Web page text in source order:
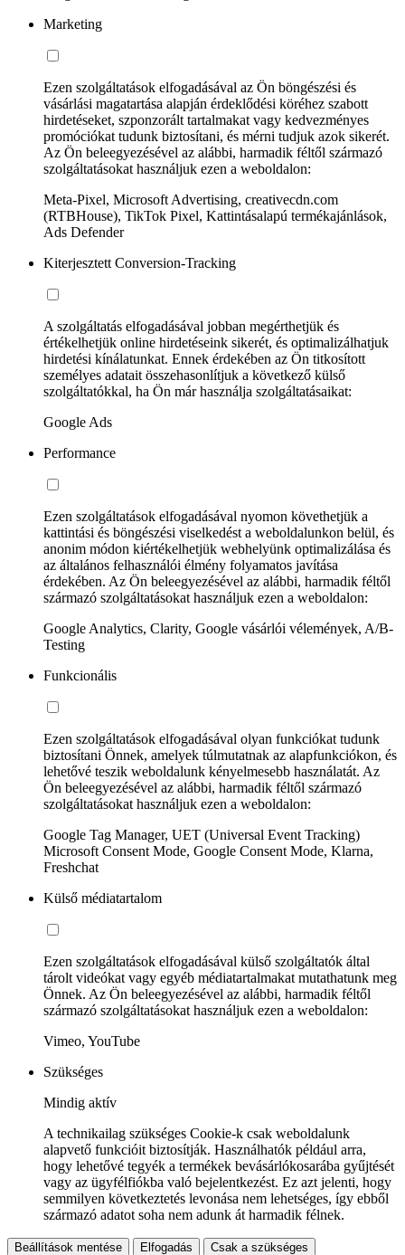
Marketing
Ezen szolgáltatások elfogadásával az Ön böngészési és
vásárlási magatartása alapján érdeklődési köréhez szabott
hirdetéseket, szponzorált tartalmakat vagy kedvezményes
promóciókat tudunk biztosítani, és mérni tudjuk azok sikerét.
Az Ön beleegyezésével az alábbi, harmadik féltől származó
szolgáltatásokat használjuk ezen a weboldalon:
Meta-Pixel, Microsoft Advertising, creativecdn.com
(RTBHouse), TikTok Pixel, Kattintásalapú termékajánlások,
Ads Defender
Kiterjesztett Conversion-Tracking
A szolgáltatás elfogadásával jobban megérthetjük és
értékelhetjük online hirdetéseink sikerét, és optimalizálhatjuk
hirdetési kínálatunkat. Ennek érdekében az Ön titkosított
személyes adatait összehasonlítjuk a következő külső
szolgáltatókkal, ha Ön már használja szolgáltatásaikat:
Google Ads
Performance
Ezen szolgáltatások elfogadásával nyomon követhetjük a
kattintási és böngészési viselkedést a weboldalunkon belül, és
anonim módon kiértékelhetjük webhelyünk optimalizálása és
az általános felhasználói élmény folyamatos javítása
érdekében. Az Ön beleegyezésével az alábbi, harmadik féltől
származó szolgáltatásokat használjuk ezen a weboldalon:
Google Analytics, Clarity, Google vásárlói vélemények, A/B-
Testing
Funkcionális
Ezen szolgáltatások elfogadásával olyan funkciókat tudunk
biztosítani Önnek, amelyek túlmutatnak az alapfunkciókon, és
lehetővé teszik weboldalunk kényelmesebb használatát. Az
Ön beleegyezésével az alábbi, harmadik féltől származó
szolgáltatásokat használjuk ezen a weboldalon:
Google Tag Manager, UET (Universal Event Tracking)
Microsoft Consent Mode, Google Consent Mode, Klarna,
Freshchat
Külső médiatartalom
Ezen szolgáltatások elfogadásával külső szolgáltatók által
tárolt videókat vagy egyéb médiatartalmakat mutathatunk meg
Önnek. Az Ön beleegyezésével az alábbi, harmadik féltől
származó szolgáltatásokat használjuk ezen a weboldalon:
Vimeo, YouTube
Szükséges
Mindig aktív
A technikailag szükséges Cookie-k csak weboldalunk
alapvető funkcióit biztosítják. Használhatók például arra,
hogy lehetővé tegyék a termékek bevásárlókosarába gyűjtését
vagy az ügyfélfiókba való bejelentkezést. Ez azt jelenti, hogy
semmilyen következtetés levonása nem lehetséges, így ebből
származó adatot soha nem adunk át harmadik félnek.
Beállítások mentése Elfogadás Csak a szükséges